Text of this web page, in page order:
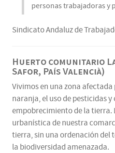
personas trabajadoras y
Sindicato Andaluz de
Huerto comunitario
Safor, País Valencià)
Vivimos en una zona
naranja, el uso de pesticidas
empobrecimiento de la tierra.
urbanística de nuestra
tierra, sin una ordenación del
la biodiversidad amenazada.